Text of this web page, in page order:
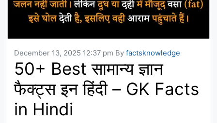
December 13, 2025 12:37 pm By factsknowledge
50+ Best सामान्य ज्ञान
फैक्ट्स इन हिंदी – GK Facts
in Hindi